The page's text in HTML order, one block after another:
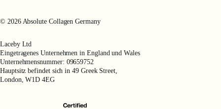
© 2026 Absolute Collagen Germany
Laceby Ltd
Eingetragenes Unternehmen in England und Wales
Unternehmensnummer: 09659752
Hauptsitz befindet sich in 49 Greek Street,
London, W1D 4EG